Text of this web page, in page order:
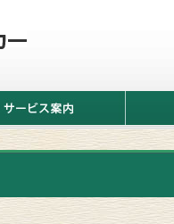
情